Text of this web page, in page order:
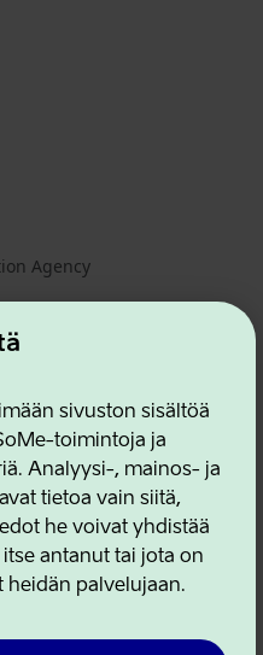
sivuston sisältöä
toimintoja ja
Analyysi-, mainos- ja
tietoa vain siitä,
he voivat yhdistää
antanut tai jota on
heidän palvelujaan.
Agency